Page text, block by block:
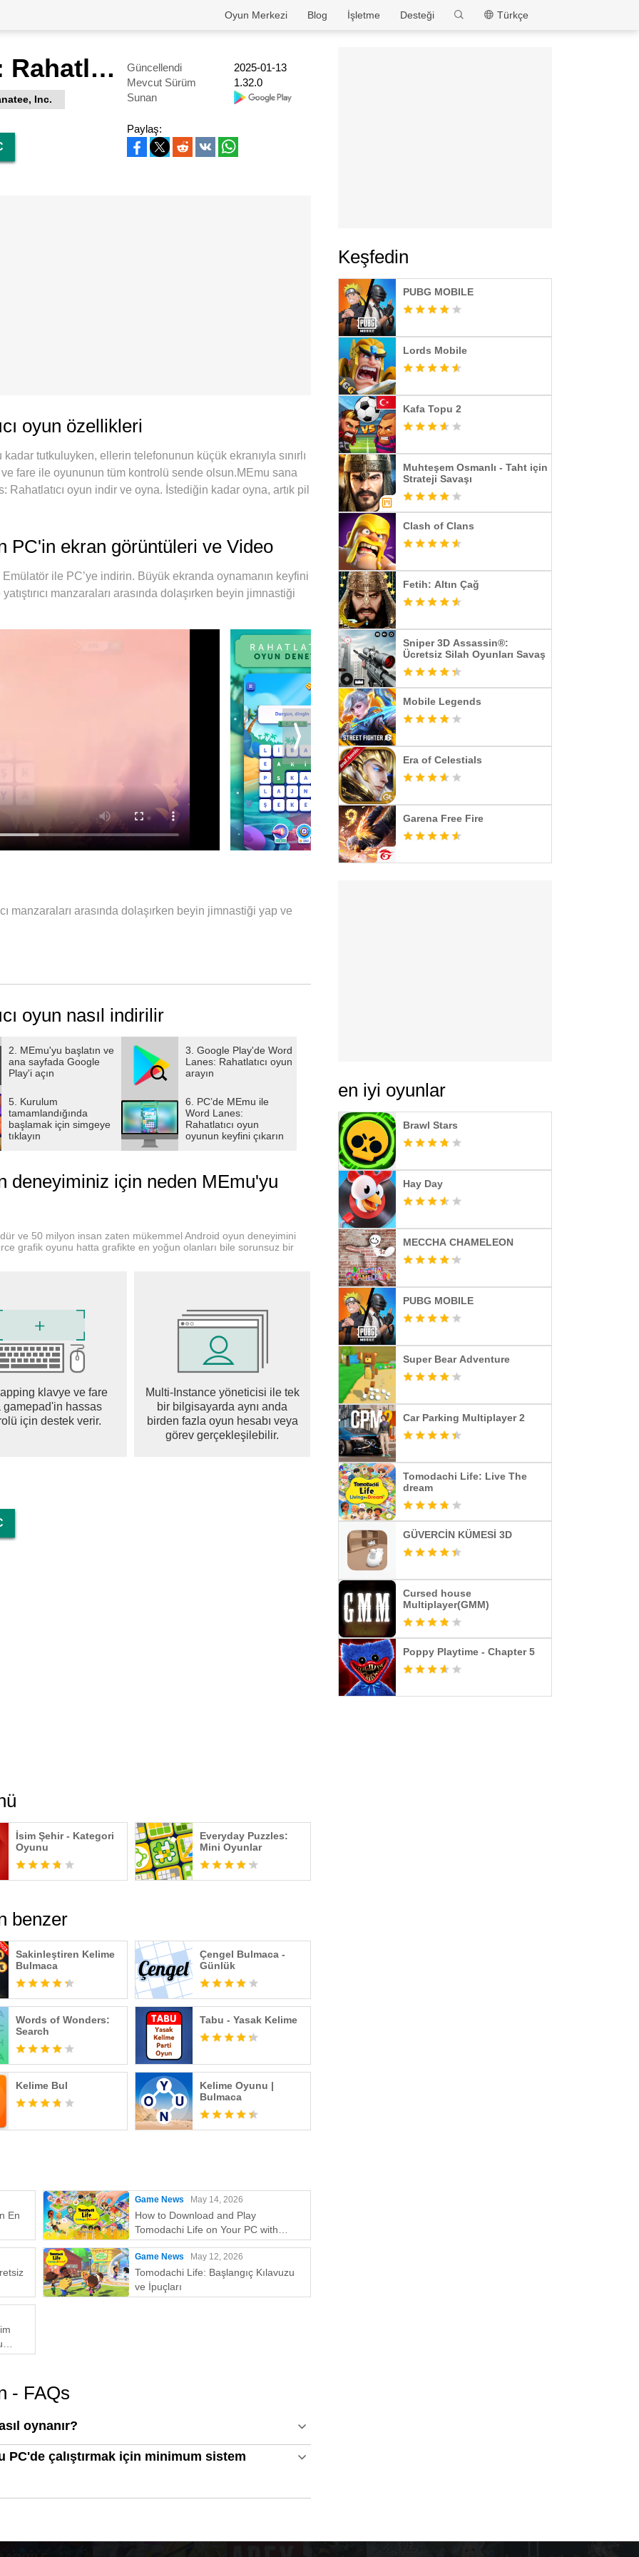
MEmu
Türkçe
Desteği
İşletme
Blog
Oyun Merkezi
Word Lanes: Rahatlatıcı oyun
Inc.
Güncellendi
2025-01-13
Mevcut Sürüm
1.32.0
Sunan
Paylaş:
oyun özellikleri
tutkuluyken, ellerin telefonunun küçük ekranıyla sınırlı
fare ile oyununun tüm kontrolü sende olsun.MEmu sana
oyun indir ve oyna. İstediğin kadar oyna, artık pil
yok.Yepyeni MEmu 9, PC'de Word Lanes: Rahatlatıcı oyun
dönüştürüyor.MEmu çoklu örnek yöneticisi, aynı cihazda 2
en önemlisi, özel emülasyon motorumuz PC'nizin tüm
hale getiriyor.
PC'in ekran görüntüleri ve Video
ile PC’ye indirin. Büyük ekranda oynamanın keyfini
manzaraları arasında dolaşırken beyin jimnastiği
manzaraları arasında dolaşırken beyin jimnastiği yap ve
olacak bir rahatlama ve düşüncelere dalma olanağı
çok daha eğlenceli bir şekilde tatmin etmene olanak
çıkar.
senin yanında.
oyun nasıl indirilir
2. MEmu'yu başlatın ve
ana sayfada Google
Play'i açın
3. Google Play'de Word
Lanes: Rahatlatıcı oyun
arayın
5. Kurulum
tamamlandığında
başlamak için simgeye
tıklayın
6. PC’de MEmu ile
Word Lanes:
Rahatlatıcı oyun
oyunun keyfini çıkarın
deneyiminiz için neden MEmu'yu
ve 50 milyon insan zaten mükemmel Android oyun deneyimini
grafik oyunu hatta grafikte en yoğun olanları bile sorunsuz bir
klavye ve fare
gamepad'in hassas
için destek verir.
Multi-Instance yöneticisi ile tek
bir bilgisayarda aynı anda
birden fazla oyun hesabı veya
görev gerçekleşilebilir.
İsim Şehir - Kategori
Oyunu
Everyday Puzzles:
Mini Oyunlar
benzer
Sakinleştiren Kelime
Bulmaca
Çengel Bulmaca -
Günlük
Words of Wonders:
Search
Tabu - Yasak Kelime
Kelime Bul
Kelime Oyunu |
Bulmaca
En
En
Game News May 14, 2026
How to Download and Play
Tomodachi Life on Your PC with
MEmu
Game News May 12, 2026
Tomodachi Life: Başlangıç Kılavuzu
ve İpuçları
- FAQs
oynanır?
PC'de çalıştırmak için minimum sistem
Keşfedin
PUBG MOBILE
Lords Mobile
Kafa Topu 2
Muhteşem Osmanlı - Taht için
Strateji Savaşı
Clash of Clans
Fetih: Altın Çağ
Sniper 3D Assassin®:
Ücretsiz Silah Oyunları Savaş
Mobile Legends
Era of Celestials
Garena Free Fire
en iyi oyunlar
Brawl Stars
Hay Day
MECCHA CHAMELEON
PUBG MOBILE
Super Bear Adventure
Car Parking Multiplayer 2
Tomodachi Life: Live The
dream
GÜVERCİN KÜMESİ 3D
Cursed house
Multiplayer(GMM)
Poppy Playtime - Chapter 5